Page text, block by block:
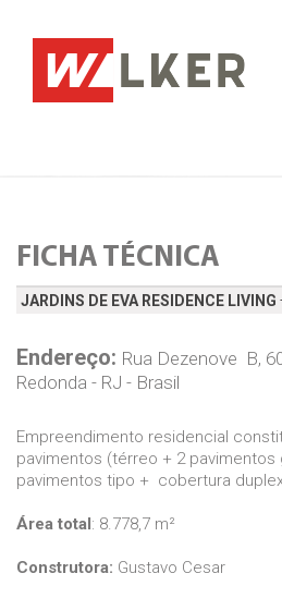
FICHA TÉCNICA
JARDINS DE EVA RESIDENCE LIVING
Endereço: Rua Dezenove  B,
Redonda - RJ - Brasil
Empreendimento residencial
pavimentos (térreo + 2 pavimentos
pavimentos tipo + cobertura
Área total : 8.778,7 m²
Construtora: Gustavo Cesar